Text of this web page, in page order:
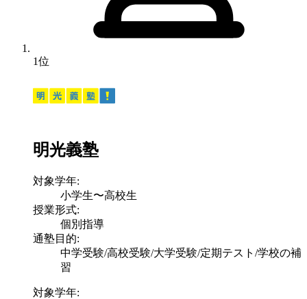
1位
明光義塾
対象学年:
小学生〜高校生
授業形式:
個別指導
通塾目的:
中学受験/高校受験/大学受験/定期テスト/学校の補
習
対象学年: